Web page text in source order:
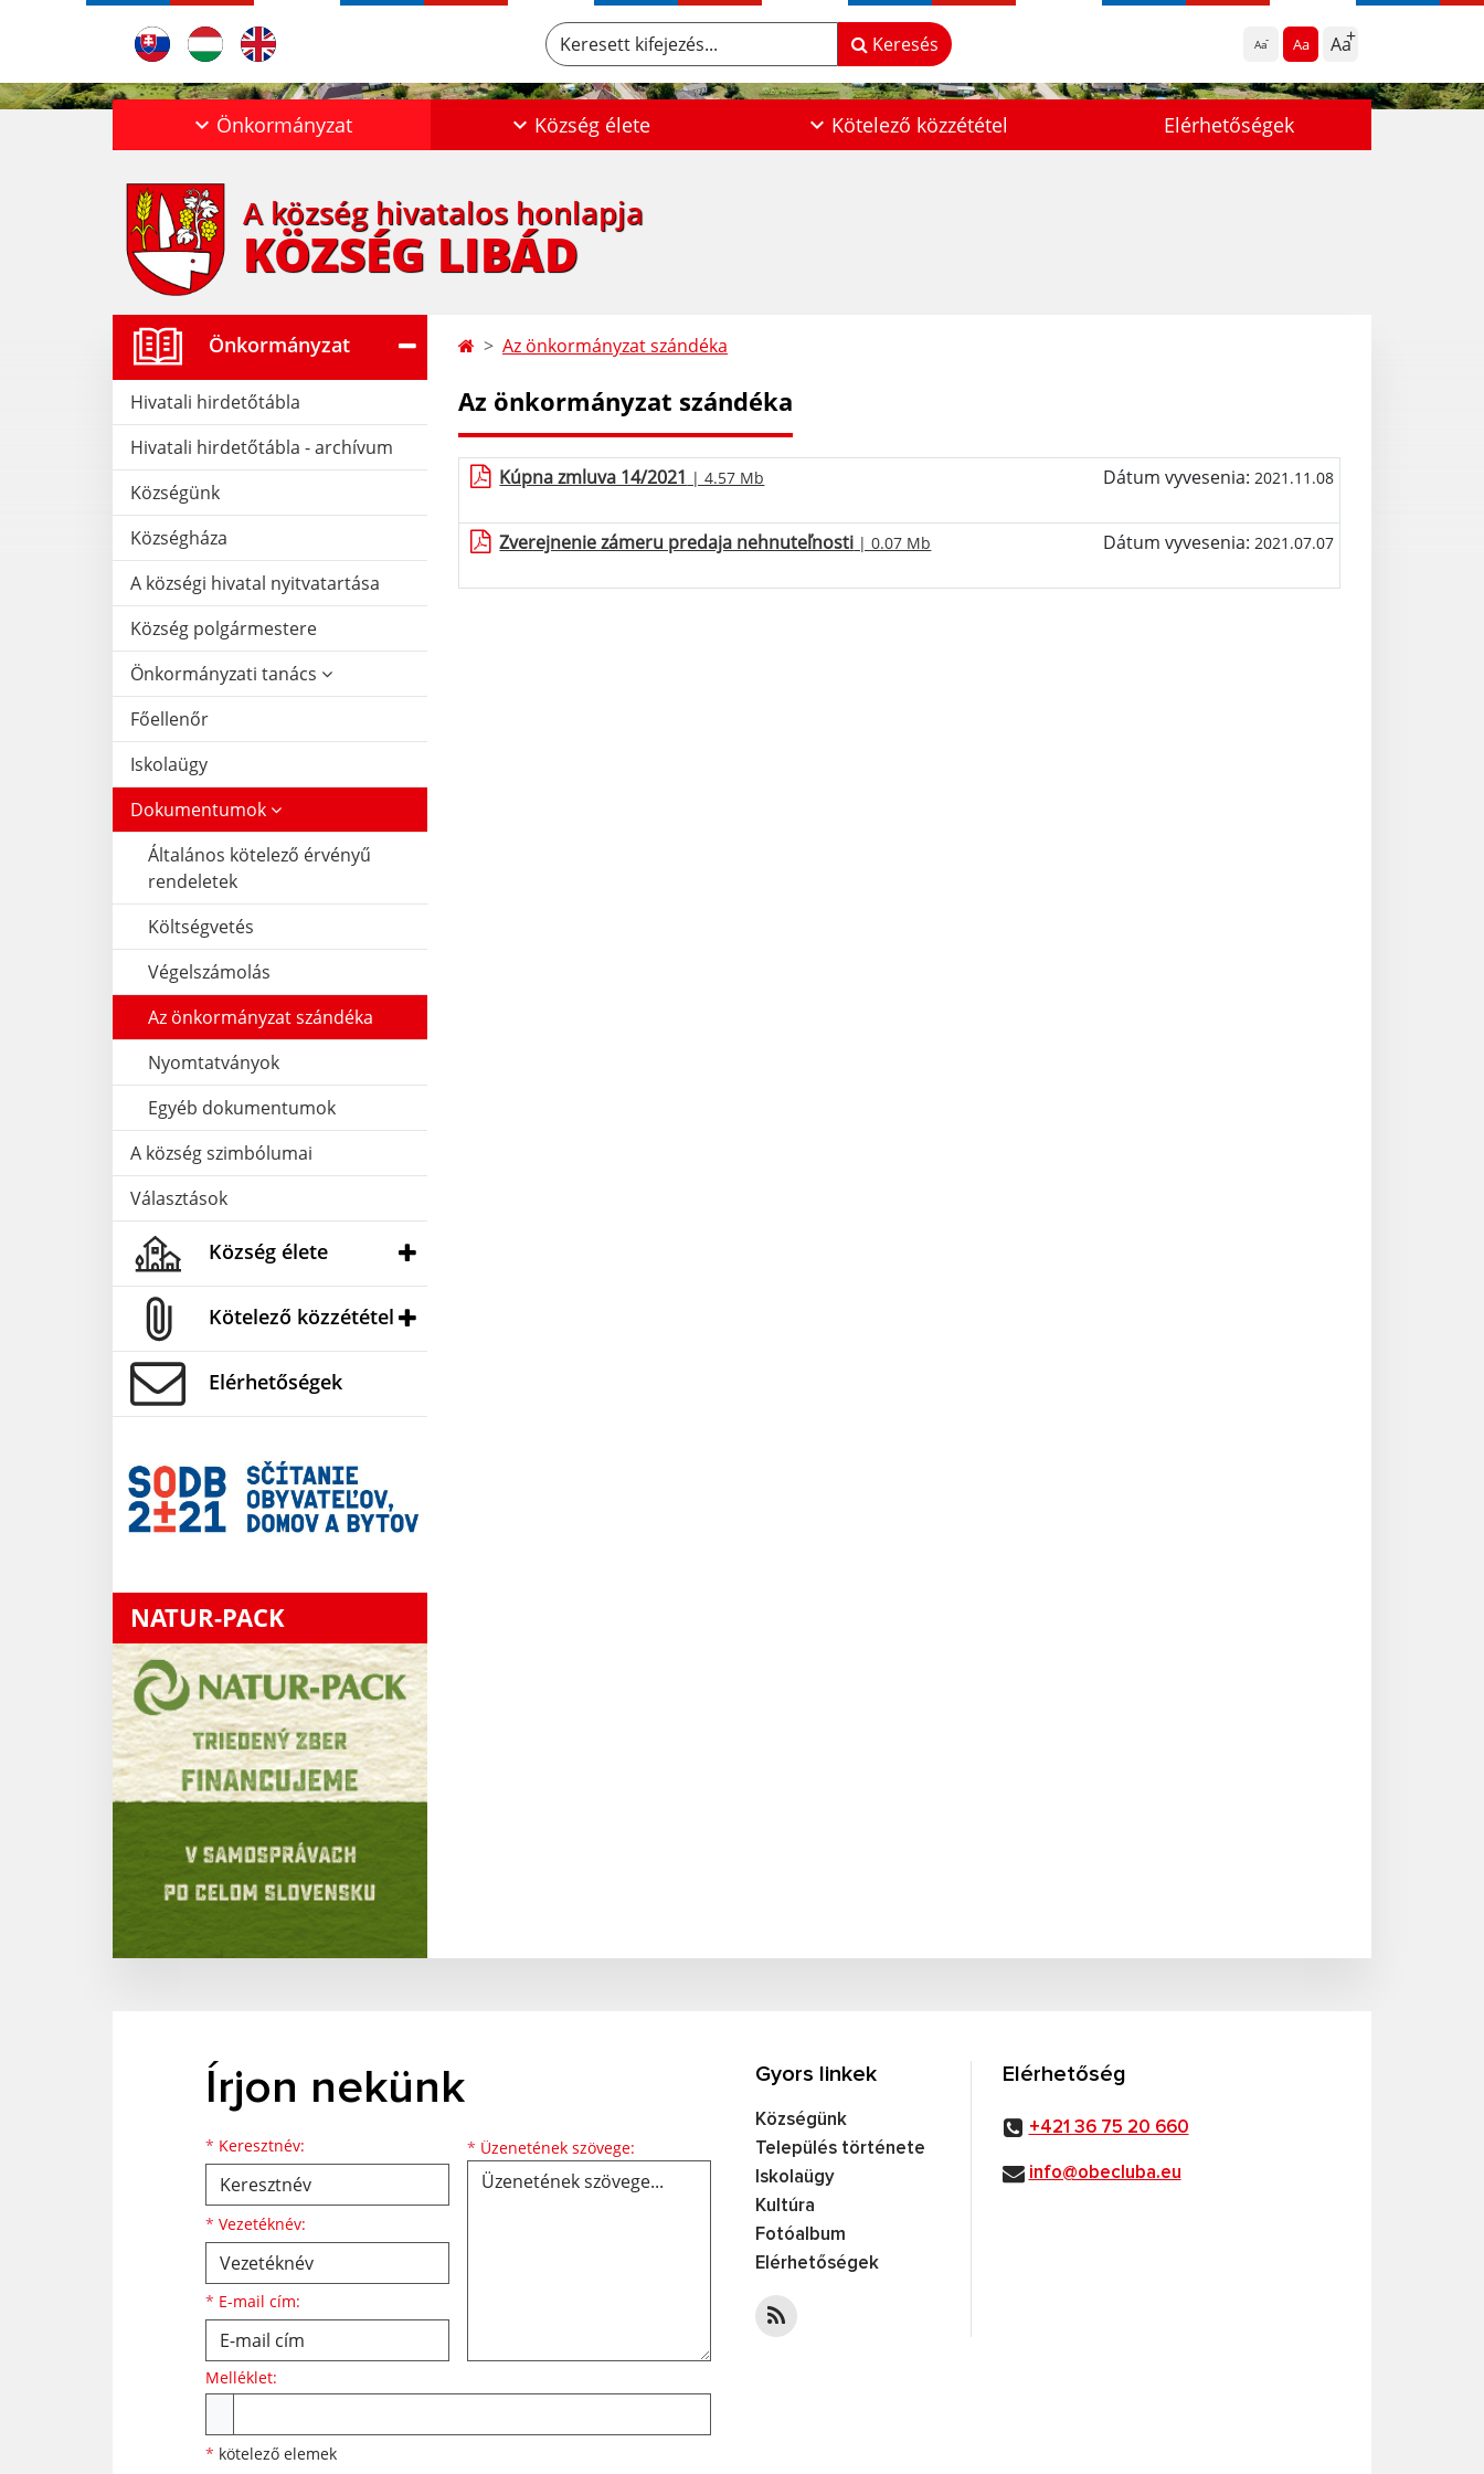
Aa Aa Aa
Keresett kifejezés... Keresés
Önkormányzat Község élete Kötelező közzététel Elérhetőségek
A község hivatalos honlapja
KÖZSÉG LIBÁD
Önkormányzat
Hivatali hirdetőtábla
Hivatali hirdetőtábla - archívum
Községünk
Községháza
A községi hivatal nyitvatartása
Község polgármestere
Önkormányzati tanács
Főellenőr
Iskolaügy
Dokumentumok
Általános kötelező érvényű
rendeletek
Költségvetés
Végelszámolás
Az önkormányzat szándéka
Nyomtatványok
Egyéb dokumentumok
A község szimbólumai
Választások
Község élete
Kötelező közzététel
Elérhetőségek
NATUR-PACK
Az önkormányzat szándéka
Az önkormányzat szándéka
Kúpna zmluva 14/2021 | 4.57 Mb Dátum vyvesenia: 2021.11.08
Zverejnenie zámeru predaja nehnuteľnosti | 0.07 Mb Dátum vyvesenia: 2021.07.07
Írjon nekünk
* Keresztnév:
Keresztnév
* Vezetéknév:
Vezetéknév
* E-mail cím:
E-mail cím * Üzenetének szövege: Üzenetének szövege...
Melléklet:
* kötelező elemek
Gyors linkek
Községünk
Település története
Iskolaügy
Kultúra
Fotóalbum
Elérhetőségek
Elérhetőség
+421 36 75 20 660
info@obecluba.eu